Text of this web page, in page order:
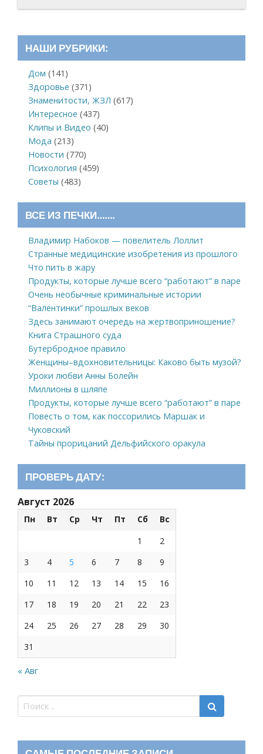
НАШИ РУБРИКИ:
Дом (141)
Здоровье (371)
Знаменитости, ЖЗЛ (617)
Интересное (437)
Клипы и Видео (40)
Мода (213)
Новости (770)
Психология (459)
Советы (483)
ВСЕ ИЗ ПЕЧКИ…….
Владимир Набоков — повелитель Лоллит
Странные медицинские изобретения из прошлого
Что пить в жару
Продукты, которые лучше всего “работают” в паре
Очень необычные криминальные истории
“Валентинки” прошлых веков
Здесь занимают очередь на жертвоприношение?
Книга Страшного суда
Бутербродное правило
Женщины–вдохновительницы: Каково быть музой?
Уроки любви Анны Болейн
Миллионы в шляпе
Продукты, которые лучше всего “работают” в паре
Повесть о том, как поссорились Маршак и
Чуковский
Тайны прорицаний Дельфийского оракула
ПРОВЕРЬ ДАТУ:
Август 2026
Пн Вт Ср Чт Пт Сб
Вс
1
2
3
4 5 6 7 8
9
10
11 12 13 14 15
16
17
18 19 20 21 22
23
24
25 26 27 28 29
30
31
« Авг